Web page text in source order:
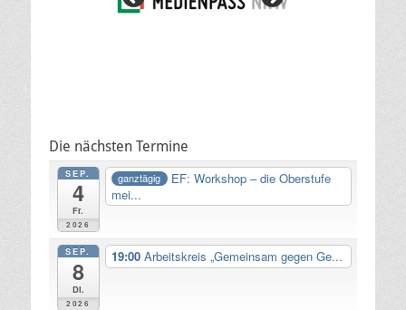
Die nächsten Termine
SEP.
4
Fr.
2026
ganztägig
EF: Workshop – die Oberstufe
mei...
SEP.
8
Di.
2026
19:00 Arbeitskreis „Gemeinsam gegen Ge...